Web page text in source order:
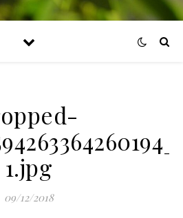
1.jpg
09/12/2018